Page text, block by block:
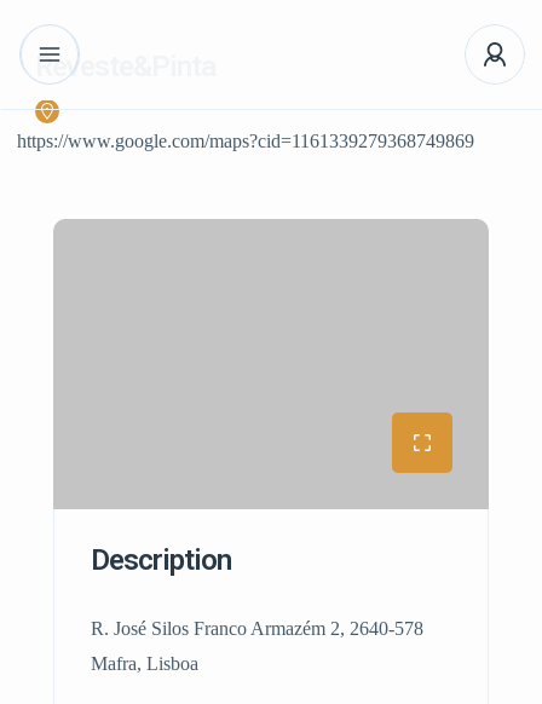
Reveste&Pinta
https://www.google.com/maps?cid=1161339279368749869
Description
R. José Silos Franco Armazém 2, 2640-578
Mafra, Lisboa